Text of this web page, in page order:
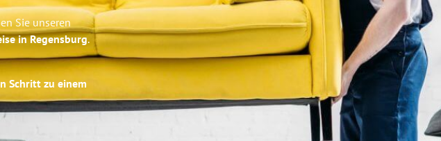
Sie unseren
in Regensburg.
Schritt zu einem